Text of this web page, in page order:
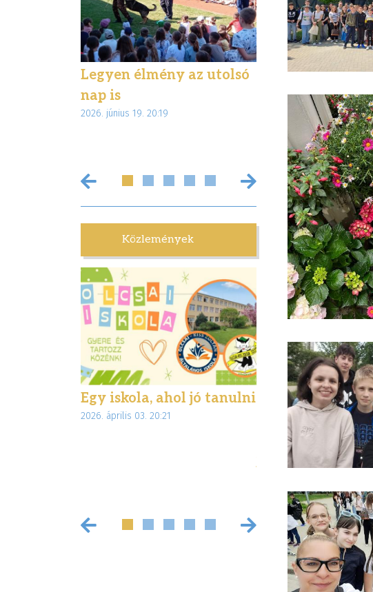
Legyen élmény az utolsó
nap is
2026. június 19. 20:19
Élményekkel
ajándékozták
diákjainkat
2026. június 19. 10:11
Közlemények
Egy iskola, ahol jó tanulni
2026. április 03. 20:21
Biztonságban az
interneten –
az Internet
jogsegélyszolgálat
2026. március 02. 13:14